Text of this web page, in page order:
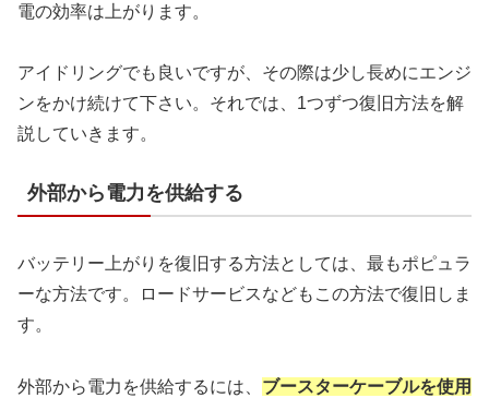
電の効率は上がります。
アイドリングでも良いですが、その際は少し長めにエンジ
ンをかけ続けて下さい。それでは、1つずつ復旧方法を解
説していきます。
外部から電力を供給する
バッテリー上がりを復旧する方法としては、最もポピュラ
ーな方法です。ロードサービスなどもこの方法で復旧しま
す。
外部から電力を供給するには、 ブースターケーブルを使用